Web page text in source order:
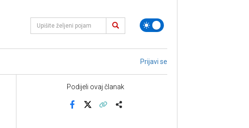
Prijavi se
Podijeli ovaj članak